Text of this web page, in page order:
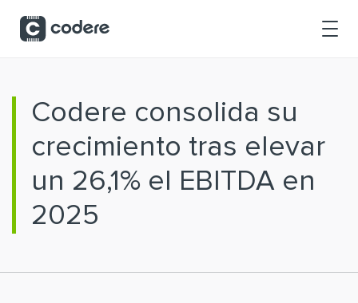
Codere consolida su
crecimiento tras elevar
un 26,1% el EBITDA en
2025